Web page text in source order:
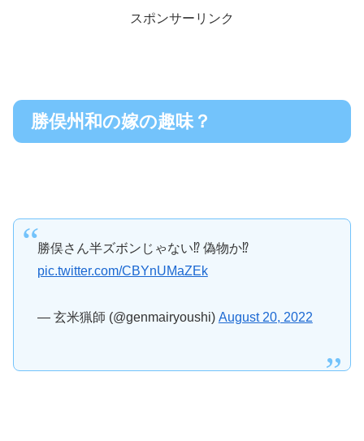
スポンサーリンク
勝俣州和の嫁の趣味？
勝俣さん半ズボンじゃない⁉︎ 偽物か⁉︎
pic.twitter.com/CBYnUMaZEk
— 玄米猟師 (@genmairyoushi) August 20, 2022